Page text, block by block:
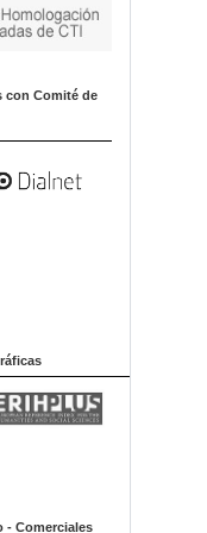
con Comité de
- Comerciales